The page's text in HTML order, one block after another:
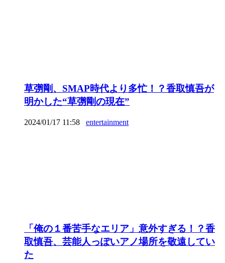
草彅剛、SMAP時代より多忙！？香取慎吾が
明かした“草彅剛の現在”
2024/01/17 11:58 entertainment
「俺の１番苦手なエリア」意外すぎる！？香
取慎吾、芸能人っぽいアノ場所を敬遠してい
た